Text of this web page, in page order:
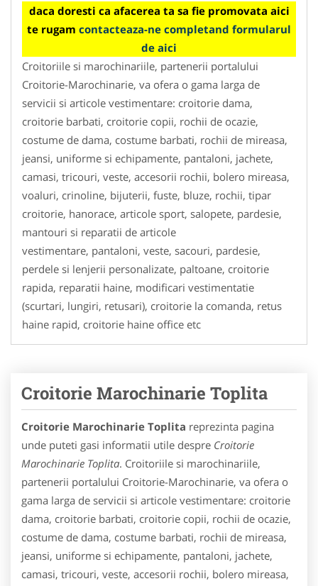
daca doresti ca afacerea ta sa fie promovata aici
te rugam contacteaza-ne completand formularul
de aici
Croitoriile si marochinariile, partenerii portalului
Croitorie-Marochinarie, va ofera o gama larga de
servicii si articole vestimentare: croitorie dama,
croitorie barbati, croitorie copii, rochii de ocazie,
costume de dama, costume barbati, rochii de mireasa,
jeansi, uniforme si echipamente, pantaloni, jachete,
camasi, tricouri, veste, accesorii rochii, bolero mireasa,
voaluri, crinoline, bijuterii, fuste, bluze, rochii, tipar
croitorie, hanorace, articole sport, salopete, pardesie,
mantouri si reparatii de articole
vestimentare, pantaloni, veste, sacouri, pardesie,
perdele si lenjerii personalizate, paltoane, croitorie
rapida, reparatii haine, modificari vestimentatie
(scurtari, lungiri, retusari), croitorie la comanda, retus
haine rapid, croitorie haine office etc
Croitorie Marochinarie Toplita
Croitorie Marochinarie Toplita reprezinta pagina
unde puteti gasi informatii utile despre Croitorie
Marochinarie Toplita. Croitoriile si marochinariile,
partenerii portalului Croitorie-Marochinarie, va ofera o
gama larga de servicii si articole vestimentare: croitorie
dama, croitorie barbati, croitorie copii, rochii de ocazie,
costume de dama, costume barbati, rochii de mireasa,
jeansi, uniforme si echipamente, pantaloni, jachete,
camasi, tricouri, veste, accesorii rochii, bolero mireasa,